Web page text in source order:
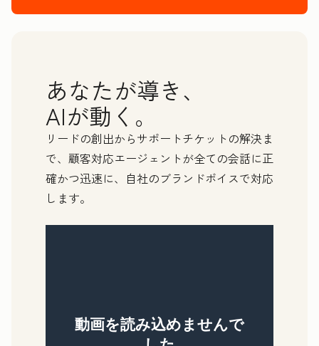
あなたが導き、
AIが動く。
リードの創出からサポートチケットの解決ま
で、顧客対応エージェントが全ての会話に正
確かつ迅速に、自社のブランドボイスで対応
します。